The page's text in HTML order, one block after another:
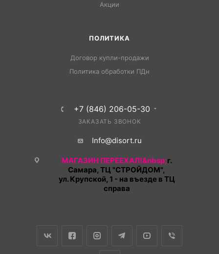
Акции
ПОЛИТИКА
Договор купли-продажи
Политика обработки ПДн
+7 (846) 206-05-30
ЗАКАЗАТЬ ЗВОНОК
Info@disort.ru
МАГАЗИН ПЕРЕЕХАЛ!&nbsp;г.
Самара, ТЦ "СТРОЙДОМ",
ул. Крупской, 1 - на въезде в ТЦ
справа